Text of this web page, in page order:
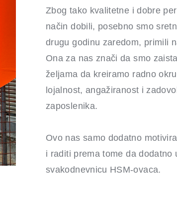
Zbog tako kvalitetne i dobre
način dobili, posebno smo
drugu godinu zaredom, primili
Ona za nas znači da smo
željama da kreiramo radno
lojalnost, angažiranost i
zaposlenika.
Ovo nas samo dodatno
i raditi prema tome da dodatno
svakodnevnicu HSM-ovaca.